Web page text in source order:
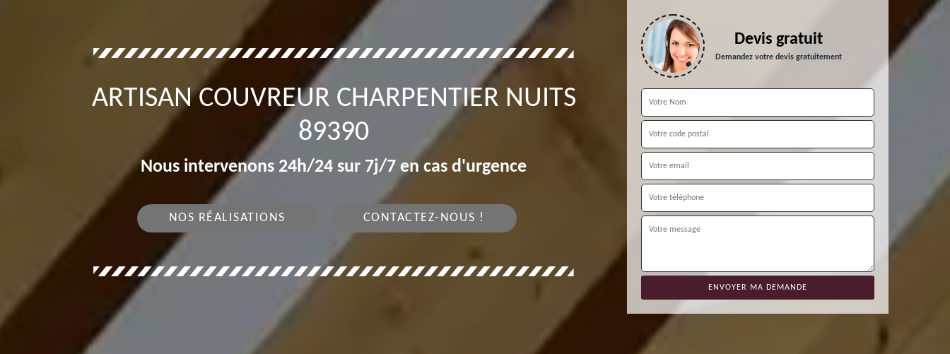
ARTISAN COUVREUR CHARPENTIER NUITS
89390
Nous intervenons 24h/24 sur 7j/7 en cas d'urgence
NOS RÉALISATIONS CONTACTEZ-NOUS !
Devis gratuit
Demandez votre devis gratuitement